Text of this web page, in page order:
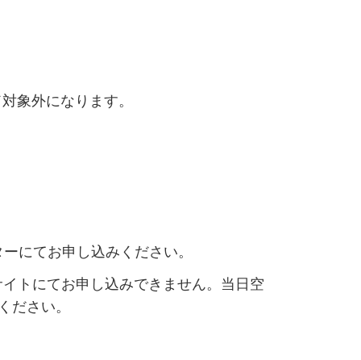
象外になります。
にてお申し込みください。
トにてお申し込みできません。当日空
ださい。